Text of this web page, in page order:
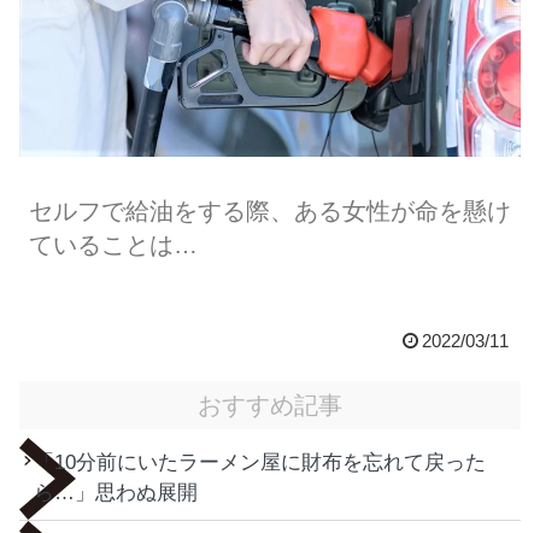
セルフで給油をする際、ある女性が命を懸け
ていることは…
2022/03/11
おすすめ記事
「10分前にいたラーメン屋に財布を忘れて戻った
ら…」思わぬ展開